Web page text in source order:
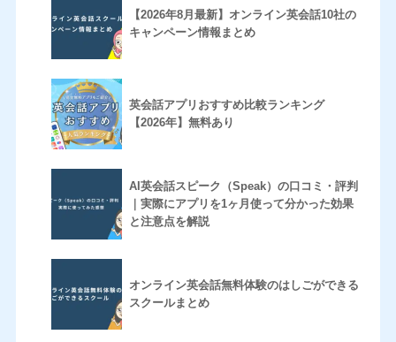
【2026年8月最新】オンライン英会話10社の
キャンペーン情報まとめ
英会話アプリおすすめ比較ランキング
【2026年】無料あり
AI英会話スピーク（Speak）の口コミ・評判
｜実際にアプリを1ヶ月使って分かった効果
と注意点を解説
オンライン英会話無料体験のはしごができる
スクールまとめ